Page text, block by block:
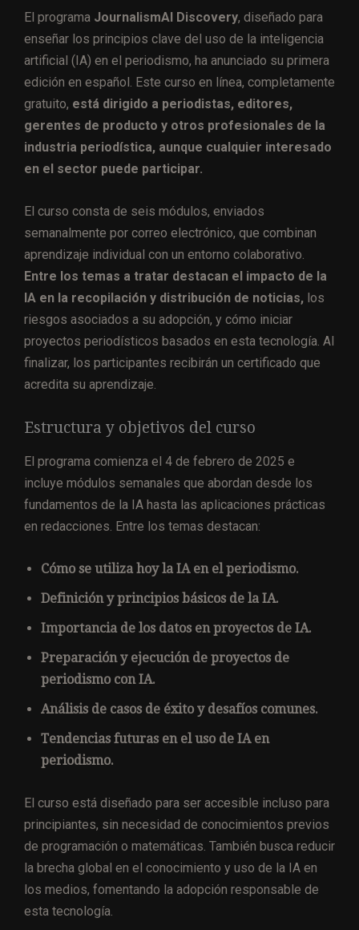
El programa JournalismAI Discovery, diseñado para
enseñar los principios clave del uso de la inteligencia
artificial (IA) en el periodismo, ha anunciado su primera
edición en español. Este curso en línea, completamente
gratuito, está dirigido a periodistas, editores,
gerentes de producto y otros profesionales de la
industria periodística, aunque cualquier interesado
en el sector puede participar.
El curso consta de seis módulos, enviados
semanalmente por correo electrónico, que combinan
aprendizaje individual con un entorno colaborativo.
Entre los temas a tratar destacan el impacto de la
IA en la recopilación y distribución de noticias, los
riesgos asociados a su adopción, y cómo iniciar
proyectos periodísticos basados en esta tecnología. Al
finalizar, los participantes recibirán un certificado que
acredita su aprendizaje.
Estructura y objetivos del curso
El programa comienza el 4 de febrero de 2025 e
incluye módulos semanales que abordan desde los
fundamentos de la IA hasta las aplicaciones prácticas
en redacciones. Entre los temas destacan:
Cómo se utiliza hoy la IA en el periodismo.
Definición y principios básicos de la IA.
Importancia de los datos en proyectos de IA.
Preparación y ejecución de proyectos de
periodismo con IA.
Análisis de casos de éxito y desafíos comunes.
Tendencias futuras en el uso de IA en
periodismo.
El curso está diseñado para ser accesible incluso para
principiantes, sin necesidad de conocimientos previos
de programación o matemáticas. También busca reducir
la brecha global en el conocimiento y uso de la IA en
los medios, fomentando la adopción responsable de
esta tecnología.